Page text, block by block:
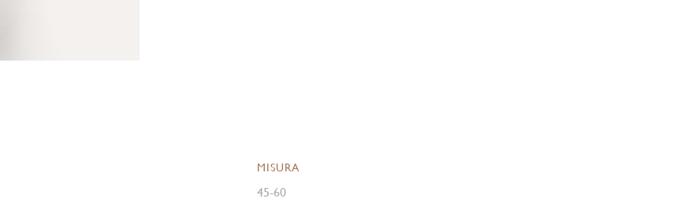
MISURA
45-60